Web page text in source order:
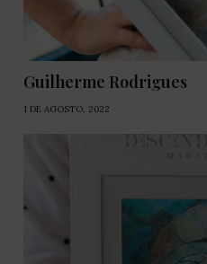
Guilherme Rodrigues
1 DE AGOSTO, 2022